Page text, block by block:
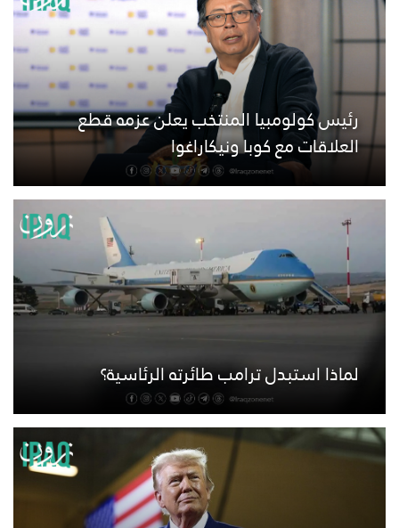
رئيس كولومبيا المنتخب يعلن عزمه قطع
العلاقات مع كوبا ونيكاراغوا
لماذا استبدل ترامب طائرته الرئاسية؟